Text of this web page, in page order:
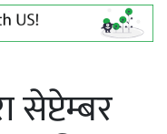
सेप्टेम्बर